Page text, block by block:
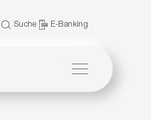
Suche E-Banking